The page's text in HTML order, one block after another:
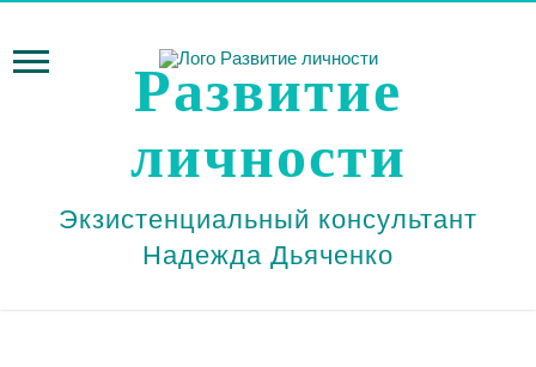
Развитие
личности
Экзистенциальный консультант
Надежда Дьяченко